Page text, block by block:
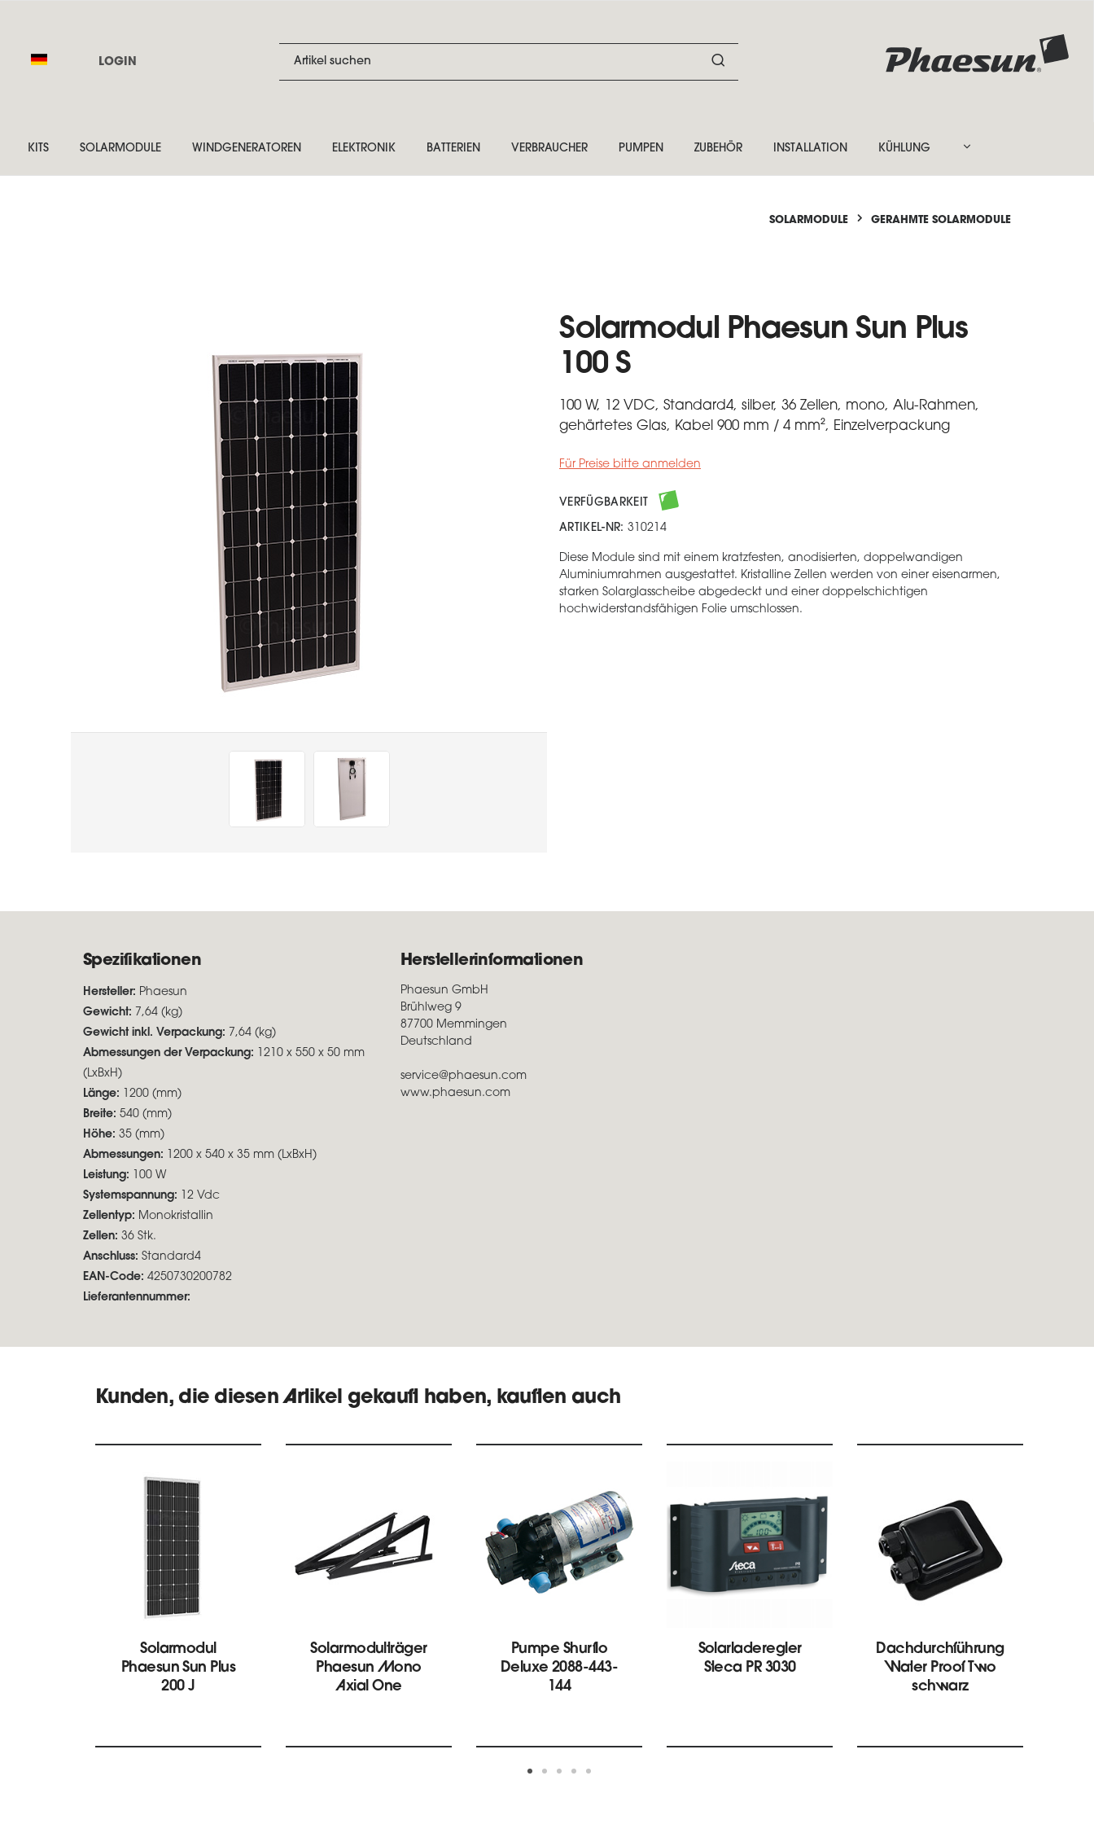
LOGIN
KITS SOLARMODULE WINDGENERATOREN ELEKTRONIK BATTERIEN VERBRAUCHER PUMPEN ZUBEHÖR INSTALLATION KÜHLUNG
SOLARMODULE GERAHMTE SOLARMODULE
Solarmodul Phaesun Sun Plus
100 S
100 W, 12 VDC, Standard4, silber, 36 Zellen, mono, Alu-Rahmen,
gehärtetes Glas, Kabel 900 mm / 4 mm², Einzelverpackung
Für Preise bitte anmelden
VERFÜGBARKEIT
ARTIKEL-NR: 310214
Diese Module sind mit einem kratzfesten, anodisierten, doppelwandigen
Aluminiumrahmen ausgestattet. Kristalline Zellen werden von einer eisenarmen,
starken Solarglasscheibe abgedeckt und einer doppelschichtigen
hochwiderstandsfähigen Folie umschlossen.
Spezifikationen
Hersteller: Phaesun
Gewicht: 7,64 (kg)
Gewicht inkl. Verpackung: 7,64 (kg)
Abmessungen der Verpackung: 1210 x 550 x 50 mm
(LxBxH)
Länge: 1200 (mm)
Breite: 540 (mm)
Höhe: 35 (mm)
Abmessungen: 1200 x 540 x 35 mm (LxBxH)
Leistung: 100 W
Systemspannung: 12 Vdc
Zellentyp: Monokristallin
Zellen: 36 Stk.
Anschluss: Standard4
EAN-Code: 4250730200782
Lieferantennummer:
Herstellerinformationen
Phaesun GmbH
Brühlweg 9
87700 Memmingen
Deutschland
service@phaesun.com
www.phaesun.com
Kunden, die diesen Artikel gekauft haben, kauften auch
Solarmodul
Phaesun Sun Plus
200 J
Solarmodulträger
Phaesun Mono
Axial One
Pumpe Shurflo
Deluxe 2088-443-
144
Solarladeregler
Steca PR 3030
Dachdurchführung
Water Proof Two
schwarz